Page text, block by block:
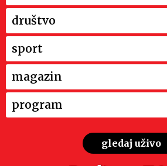
društvo
sport
magazin
program
gledaj uživo